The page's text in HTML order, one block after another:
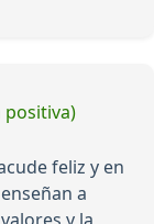
positiva)
feliz y en
a